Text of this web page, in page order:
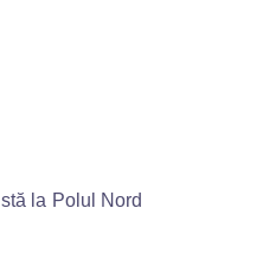
la Polul Nord